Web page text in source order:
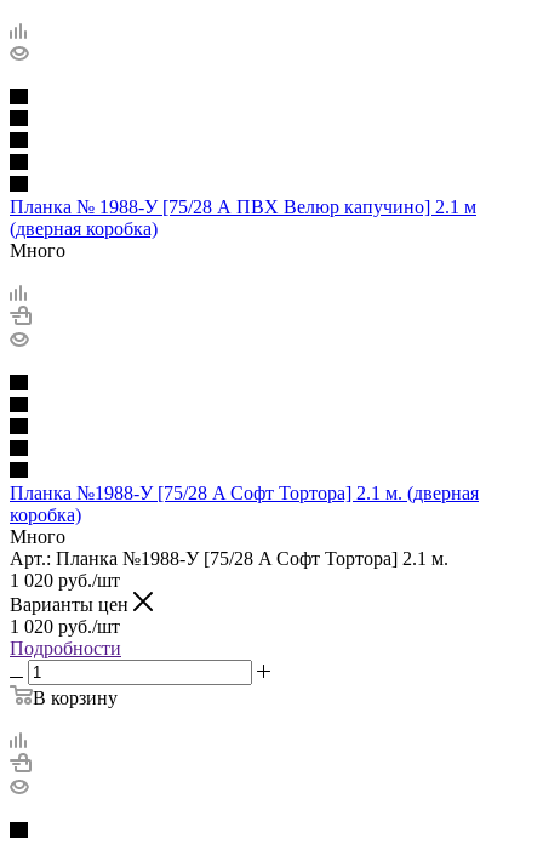
Планка № 1988-У [75/28 А ПВХ Велюр капучино] 2.1 м
(дверная коробка)
Много
Планка №1988-У [75/28 A Софт Тортора] 2.1 м. (дверная
коробка)
Много
Арт.: Планка №1988-У [75/28 A Софт Тортора] 2.1 м.
1 020 руб./шт
Варианты цен
1 020 руб./шт
Подробности
В корзину